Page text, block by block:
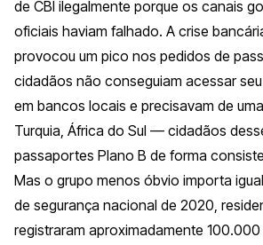
de CBI ilegalmente porque os canais
oficiais haviam falhado. A crise
provocou um pico nos pedidos de
cidadãos não conseguiam acessar
em bancos locais e precisavam de
Turquia, África do Sul — cidadãos
passaportes Plano B de forma
Mas o grupo menos óbvio importa
de segurança nacional de 2020,
registraram aproximadamente